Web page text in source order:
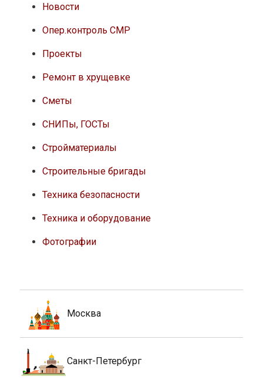
Новости
Опер.контроль СМР
Проекты
Ремонт в хрущевке
Сметы
СНИПы, ГОСТы
Стройматериалы
Строительные бригады
Техника безопасности
Техника и оборудование
Фотографии
Москва
Санкт-Петербург